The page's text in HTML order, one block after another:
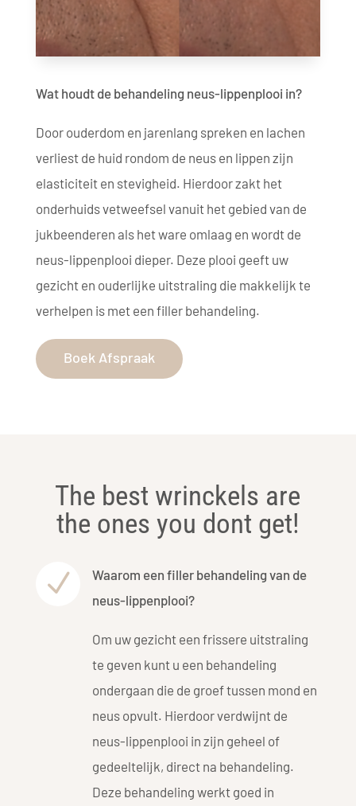
Wat houdt de behandeling neus-lippenplooi in?
Door ouderdom en jarenlang spreken en lachen
verliest de huid rondom de neus en lippen zijn
elasticiteit en stevigheid. Hierdoor zakt het
onderhuids vetweefsel vanuit het gebied van de
jukbeenderen als het ware omlaag en wordt de
neus-lippenplooi dieper. Deze plooi geeft uw
gezicht en ouderlijke uitstraling die makkelijk te
verhelpen is met een filler behandeling.
Boek Afspraak
The best wrinckels are
the ones you dont get!
N
Waarom een filler behandeling van de
neus-lippenplooi?
Om uw gezicht een frissere uitstraling
te geven kunt u een behandeling
ondergaan die de groef tussen mond en
neus opvult. Hierdoor verdwijnt de
neus-lippenplooi in zijn geheel of
gedeeltelijk, direct na behandeling.
Deze behandeling werkt goed in